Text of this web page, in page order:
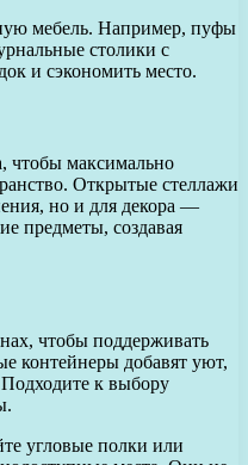
мебель. Например, пуфы
столики с
и сэкономить место.
чтобы максимально
Открытые стеллажи
но и для декора —
предметы, создавая
чтобы поддерживать
контейнеры добавят уют,
Подходите к выбору
угловые полки или